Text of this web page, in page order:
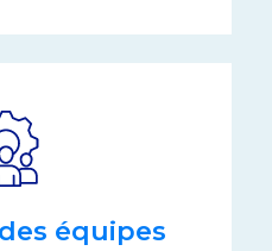
équipes